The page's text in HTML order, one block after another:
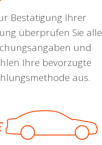
Bestätigung Ihrer
überprüfen Sie alle
und
Ihre bevorzugte
aus.